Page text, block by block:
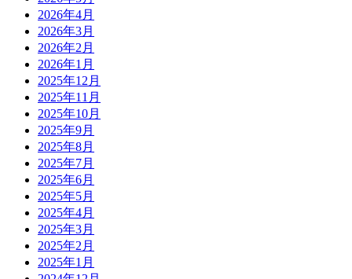
2026年4月
2026年3月
2026年2月
2026年1月
2025年12月
2025年11月
2025年10月
2025年9月
2025年8月
2025年7月
2025年6月
2025年5月
2025年4月
2025年3月
2025年2月
2025年1月